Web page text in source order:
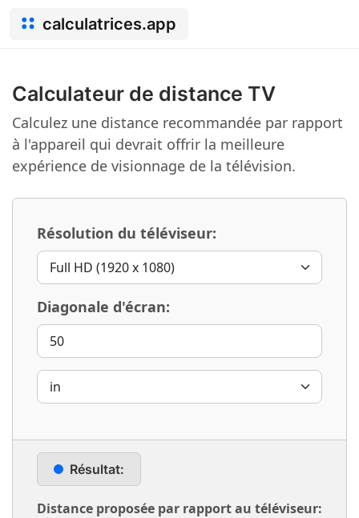
calculatrices.app
Calculateur de distance TV
Calculez une distance recommandée par rapport
à l'appareil qui devrait offrir la meilleure
expérience de visionnage de la télévision.
Résolution du téléviseur:
Diagonale d'écran:
Résultat:
Distance proposée par rapport au téléviseur: